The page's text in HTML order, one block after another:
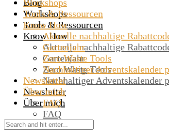
Workshops
Tools & Ressourcen
Know How
Aktuelle nachhaltige
Gartenjahr
Zero Waste Tools
Nachhaltiger Adventskalender
Newsletter
Über mich
FAQ
Blog
Workshops
Tools & Ressourcen
Know How
Aktuelle nachhaltige
Gartenjahr
Zero Waste Tools
Nachhaltiger Adventskalender
Newsletter
Über mich
FAQ